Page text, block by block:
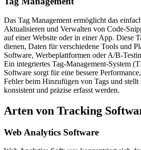
Das Tag Management ermöglicht das
Aktualisieren und Verwalten von Code-
auf einer Website oder in einer App. Diese
dienen, Daten für verschiedene Tools und
Software, Werbeplattformen oder A/B-
Ein integriertes Tag-Management-System
Software sorgt für eine bessere
Fehler beim Hinzufügen von Tags und stellt
konsistent und präzise erfasst werden.
Arten von Tracking
Web Analytics Software